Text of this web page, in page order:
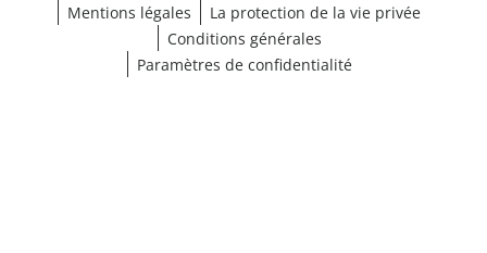
Mentions légales
La protection de la vie privée
Conditions générales
Paramètres de confidentialité